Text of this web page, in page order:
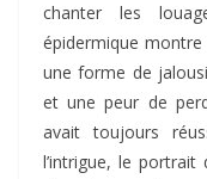
chanter les
épidermique
une forme de
et une peur de
avait toujours
l’intrigue, le portrait